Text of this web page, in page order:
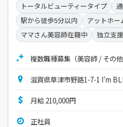
トータルビューティータイプ
駅から徒歩5分以内
アットホー
ママさん美容師在籍中
独立支
複数職種募集（美容師 / その他
滋賀県草津市野路1-7-1 I'm
月給 210,000円
正社員